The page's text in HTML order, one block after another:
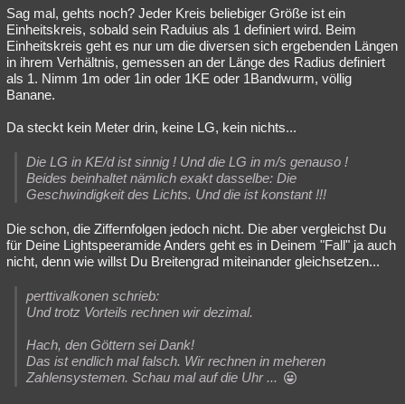
Sag mal, gehts noch? Jeder Kreis beliebiger Größe ist ein
Einheitskreis, sobald sein Raduius als 1 definiert wird. Beim
Einheitskreis geht es nur um die diversen sich ergebenden Längen
in ihrem Verhältnis, gemessen an der Länge des Radius definiert
als 1. Nimm 1m oder 1in oder 1KE oder 1Bandwurm, völlig
Banane.
Da steckt kein Meter drin, keine LG, kein nichts...
Die LG in KE/d ist sinnig ! Und die LG in m/s genauso !
Beides beinhaltet nämlich exakt dasselbe: Die
Geschwindigkeit des Lichts. Und die ist konstant !!!
Die schon, die Ziffernfolgen jedoch nicht. Die aber vergleichst Du
für Deine Lightspeeramide Anders geht es in Deinem "Fall" ja auch
nicht, denn wie willst Du Breitengrad miteinander gleichsetzen...
perttivalkonen schrieb:
Und trotz Vorteils rechnen wir dezimal.
Hach, den Göttern sei Dank!
Das ist endlich mal falsch. Wir rechnen in meheren
Zahlensystemen. Schau mal auf die Uhr ...